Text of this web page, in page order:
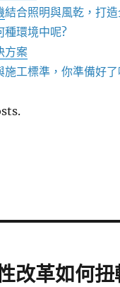
結合照明與風乾，打
種環境中呢?
方案
施工標準，你準備好了
改革如何